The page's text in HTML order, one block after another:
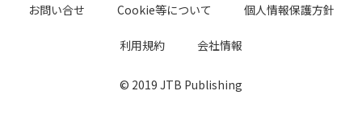
お問い合せ Cookie等について 個人情報保護方針
利用規約 会社情報
© 2019 JTB Publishing